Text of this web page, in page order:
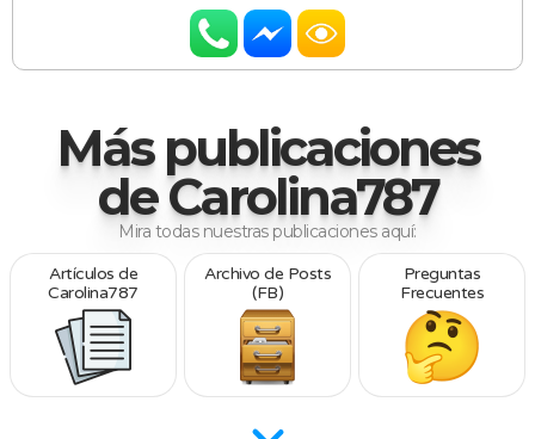
Más publicaciones
de Carolina787
Mira todas nuestras publicaciones aquí:
Artículos de
Carolina787
Archivo de Posts
(FB)
Preguntas
Frecuentes